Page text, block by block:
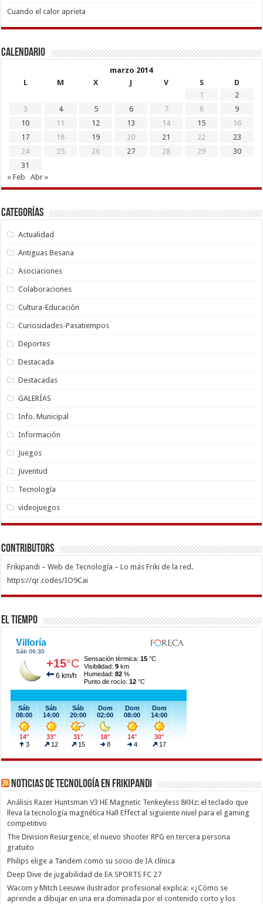
Cuando el calor aprieta
Calendario
marzo 2014
L
M X J V S
D
1
2
3
4 5 6 7 8
9
10
11 12 13 14 15
16
17
18 19 20 21 22
23
24
25 26 27 28 29
30
31
« Feb
Abr »
Categorías
Actualidad
Antiguas Besana
Asociaciones
Colaboraciones
Cultura-Educación
Curiosidades-Pasatiempos
Deportes
Destacada
Destacadas
GALERÍAS
Info. Municipal
Información
Juegos
Juventud
Tecnología
videojuegos
Contributors
Frikipandi – Web de Tecnología – Lo más Friki de la red.
https://qr.codes/IO9Cai
El Tiempo
Noticias de Tecnología en Frikipandi
Análisis Razer Huntsman V3 HE Magnetic Tenkeyless 8KHz: el teclado que
lleva la tecnología magnética Hall Effect al siguiente nivel para el gaming
competitivo
The Division Resurgence, el nuevo shooter RPG en tercera persona
gratuito
Philips elige a Tandem como su socio de IA clínica
Deep Dive de jugabilidad de EA SPORTS FC 27
Wacom y Mitch Leeuwe ilustrador profesional explica: «¿Cómo se
aprende a dibujar en una era dominada por el contenido corto y los